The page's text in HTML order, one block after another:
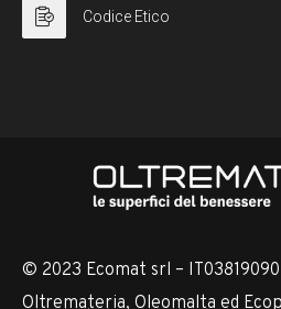
Codice Etico
© 2023 Ecomat srl –
Oltremateria, Oleomalta ed